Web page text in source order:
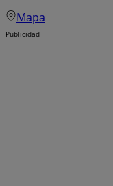
Mapa
Publicidad